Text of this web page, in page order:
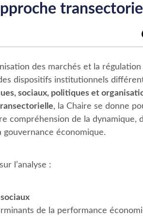
des marchés et la régulation
dispositifs institutionnels
sociaux, politiques et
, la Chaire se donne
compréhension de la dynamique,
économique.
l’analyse :
de la performance